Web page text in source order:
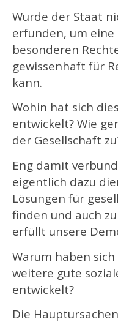
Wurde der Staat
erfunden, um
besonderen
gewissenhaft für
kann.
Wohin hat sich
entwickelt? Wie
der Gesellschaft
Eng damit
eigentlich dazu
Lösungen für
finden und auch
erfüllt unsere
Warum haben
weitere gute
entwickelt?
Die